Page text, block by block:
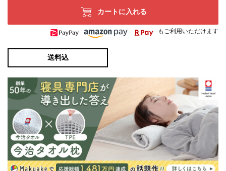
カートに入れる
もご利用いただけます
送料込